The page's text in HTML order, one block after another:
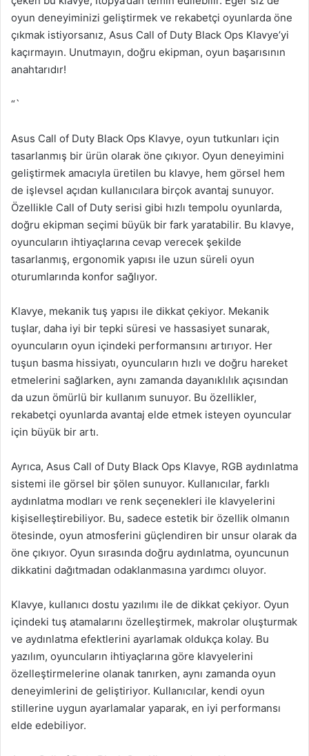
oyun deneyiminizi geliştirmek ve rekabetçi oyunlarda öne
çıkmak istiyorsanız, Asus Call of Duty Black Ops Klavye’yi
kaçırmayın. Unutmayın, doğru ekipman, oyun başarısının
anahtarıdır!
“`
Asus Call of Duty Black Ops Klavye, oyun tutkunları için
tasarlanmış bir ürün olarak öne çıkıyor. Oyun deneyimini
geliştirmek amacıyla üretilen bu klavye, hem görsel hem
de işlevsel açıdan kullanıcılara birçok avantaj sunuyor.
Özellikle Call of Duty serisi gibi hızlı tempolu oyunlarda,
doğru ekipman seçimi büyük bir fark yaratabilir. Bu klavye,
oyuncuların ihtiyaçlarına cevap verecek şekilde
tasarlanmış, ergonomik yapısı ile uzun süreli oyun
oturumlarında konfor sağlıyor.
Klavye, mekanik tuş yapısı ile dikkat çekiyor. Mekanik
tuşlar, daha iyi bir tepki süresi ve hassasiyet sunarak,
oyuncuların oyun içindeki performansını artırıyor. Her
tuşun basma hissiyatı, oyuncuların hızlı ve doğru hareket
etmelerini sağlarken, aynı zamanda dayanıklılık açısından
da uzun ömürlü bir kullanım sunuyor. Bu özellikler,
rekabetçi oyunlarda avantaj elde etmek isteyen oyuncular
için büyük bir artı.
Ayrıca, Asus Call of Duty Black Ops Klavye, RGB aydınlatma
sistemi ile görsel bir şölen sunuyor. Kullanıcılar, farklı
aydınlatma modları ve renk seçenekleri ile klavyelerini
kişiselleştirebiliyor. Bu, sadece estetik bir özellik olmanın
ötesinde, oyun atmosferini güçlendiren bir unsur olarak da
öne çıkıyor. Oyun sırasında doğru aydınlatma, oyuncunun
dikkatini dağıtmadan odaklanmasına yardımcı oluyor.
Klavye, kullanıcı dostu yazılımı ile de dikkat çekiyor. Oyun
içindeki tuş atamalarını özelleştirmek, makrolar oluşturmak
ve aydınlatma efektlerini ayarlamak oldukça kolay. Bu
yazılım, oyuncuların ihtiyaçlarına göre klavyelerini
özelleştirmelerine olanak tanırken, aynı zamanda oyun
deneyimlerini de geliştiriyor. Kullanıcılar, kendi oyun
stillerine uygun ayarlamalar yaparak, en iyi performansı
elde edebiliyor.